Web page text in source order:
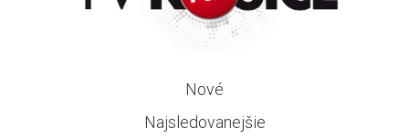
Nové
Najsledovanejšie